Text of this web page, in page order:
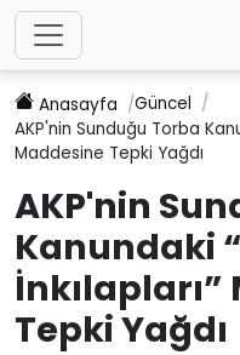
Anasayfa
Güncel
AKP'nin Sunduğu Torba
Maddesine Tepki Yağdı
AKP'nin
Kanundaki
Tepki Yağdı